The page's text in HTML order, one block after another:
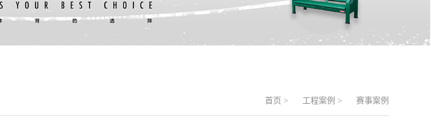
首页 > 工程案例 > 赛事案例